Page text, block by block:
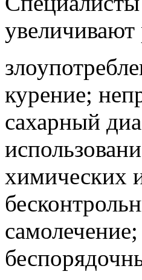
увеличивают
курение;
сахарный
химических